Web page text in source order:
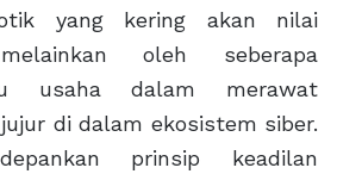
yang kering akan nilai
oleh seberapa
usaha dalam merawat
di dalam ekosistem siber.
prinsip keadilan